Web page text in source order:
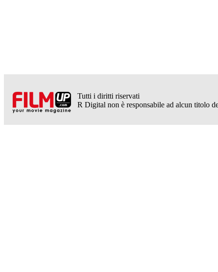
Tutti i diritti riservati
R Digital non è responsabile ad alcun titolo